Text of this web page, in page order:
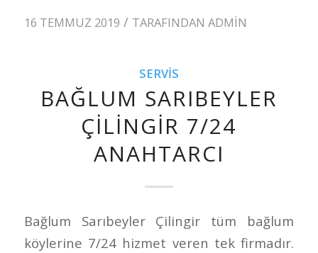
16 TEMMUZ 2019 / TARAFINDAN ADMIN
SERVIS
BAĞLUM SARIBEYLER
ÇILINGIR 7/24
ANAHTARCI
Bağlum Sarıbeyler Çilingir tüm bağlum
köylerine 7/24 hizmet veren tek firmadır.